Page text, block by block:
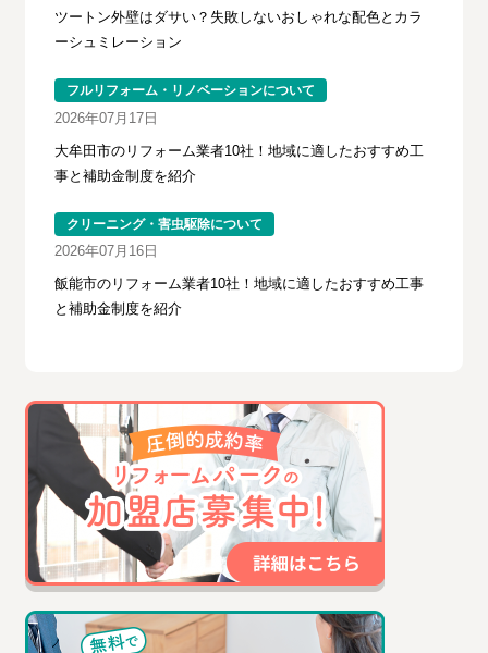
ツートン外壁はダサい？失敗しないおしゃれな配色とカラ
ーシュミレーション
フルリフォーム・リノベーションについて
2026年07月17日
大牟田市のリフォーム業者10社！地域に適したおすすめ工
事と補助金制度を紹介
クリーニング・害虫駆除について
2026年07月16日
飯能市のリフォーム業者10社！地域に適したおすすめ工事
と補助金制度を紹介